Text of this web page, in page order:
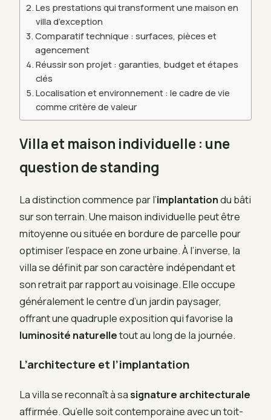
Les prestations qui transforment une maison en
villa d’exception
Comparatif technique : surfaces, pièces et
agencement
Réussir son projet : garanties, budget et étapes
clés
Localisation et environnement : le cadre de vie
comme critère de valeur
Villa et maison individuelle : une
question de standing
La distinction commence par l’implantationdu bâti
sur son terrain. Une maison individuelle peut être
mitoyenne ou située en bordure de parcelle pour
optimiser l’espace en zone urbaine. À l’inverse, la
villa se définit par son caractère indépendant et
son retrait par rapport au voisinage. Elle occupe
généralement le centre d’un jardin paysager,
offrant une quadruple exposition qui favorise la
luminosité naturelletout au long de la journée.
L’architecture et l’implantation
La villa se reconnaît à sasignature architecturale
affirmée. Qu’elle soit contemporaine avec un toit-